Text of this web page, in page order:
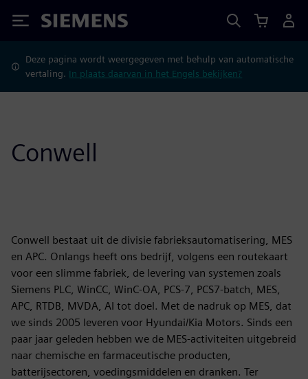
Siemens
Deze pagina wordt weergegeven met behulp van automatische
vertaling. In plaats daarvan in het Engels bekijken?
Conwell
Conwell bestaat uit de divisie fabrieksautomatisering, MES
en APC. Onlangs heeft ons bedrijf, volgens een routekaart
voor een slimme fabriek, de levering van systemen zoals
Siemens PLC, WinCC, WinC-OA, PCS-7, PCS7-batch, MES,
APC, RTDB, MVDA, AI tot doel. Met de nadruk op MES, dat
we sinds 2005 leveren voor Hyundai/Kia Motors. Sinds een
paar jaar geleden hebben we de MES-activiteiten uitgebreid
naar chemische en farmaceutische producten,
batterijsectoren, voedingsmiddelen en dranken. Ter